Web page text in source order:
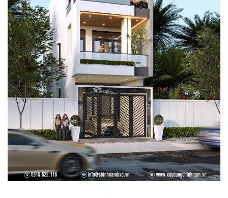
Mãi
CẨM
NANG
XÂY
NHÀ
TUYỂN
DỤNG
CHĂM
KHÁCH
HÀNG
LIÊN
HỆ